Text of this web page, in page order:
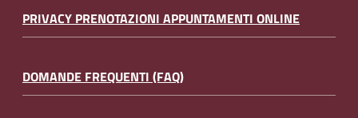
PRIVACY PRENOTAZIONI APPUNTAMENTI ONLINE
DOMANDE FREQUENTI (FAQ)